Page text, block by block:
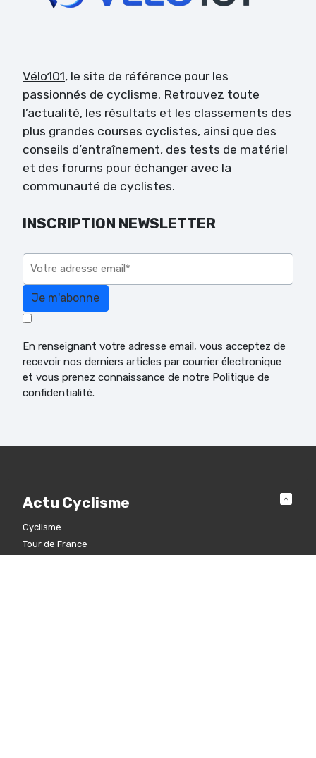
Vélo101, le site de référence pour les
passionnés de cyclisme. Retrouvez toute
l’actualité, les résultats et les classements des
plus grandes courses cyclistes, ainsi que des
conseils d’entraînement, des tests de matériel
et des forums pour échanger avec la
communauté de cyclistes.
INSCRIPTION NEWSLETTER
En renseignant votre adresse email, vous acceptez de
recevoir nos derniers articles par courrier électronique
et vous prenez connaissance de notre Politique de
confidentialité.
Actu Cyclisme
Cyclisme
Tour de France